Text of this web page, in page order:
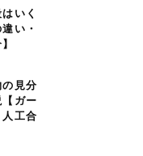
いく
い・
見分
ガー
工合